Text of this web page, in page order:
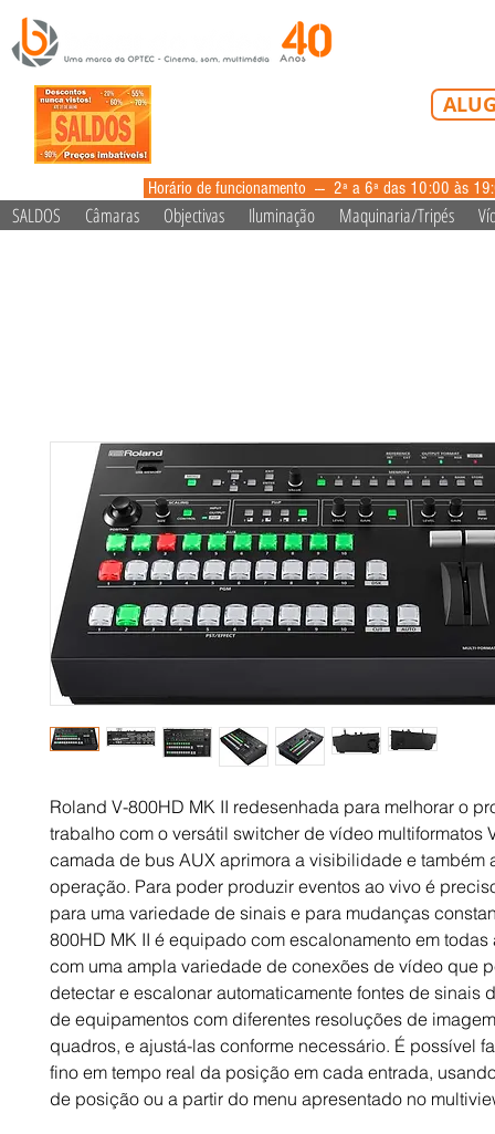
Horário de funcionamento --- 2ª a 6ª das 10:00 às
SALDOS Câmaras Objectivas Iluminação Maquinaria/Tripés
Roland V-800HD MK II redesenhada para melhorar o
trabalho com o versátil switcher de vídeo multiformatos
camada de bus AUX aprimora a visibilidade e também
operação. Para poder produzir eventos ao vivo é
para uma variedade de sinais e para mudanças
800HD MK II é equipado com escalonamento em todas
com uma ampla variedade de conexões de vídeo que
detectar e escalonar automaticamente fontes de sinais
de equipamentos com diferentes resoluções de
quadros, e ajustá-las conforme necessário. É possível
fino em tempo real da posição em cada entrada,
de posição ou a partir do menu apresentado no